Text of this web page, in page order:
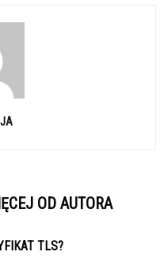
OD AUTORA
TLS?